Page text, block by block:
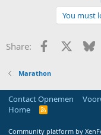
You must
Share: Facebook
Marathon
Contact Opnemen
Home
R
Community platform by